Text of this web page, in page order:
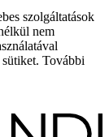
szolgáltatások
nem
További